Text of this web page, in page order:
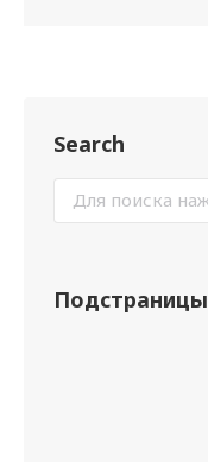
Search
Подстраницы